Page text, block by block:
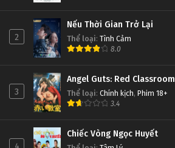
2
Nếu Thời Gian Trở Lại
Thể loại: Tình Cảm
8.0
3
Angel Guts: Red Classroom
Thể loại: Chính kịch, Phim 18+
3.4
Chiếc Vòng Ngọc Huyết